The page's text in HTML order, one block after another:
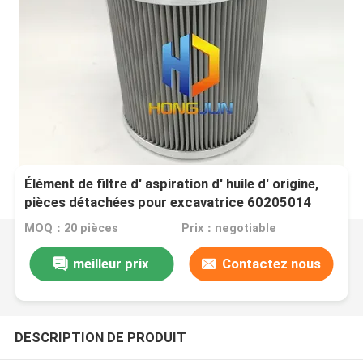
Élément de filtre d' aspiration d' huile d' origine,
pièces détachées pour excavatrice 60205014
MOQ：20 pièces Prix：negotiable
meilleur prix Contactez nous
DESCRIPTION DE PRODUIT